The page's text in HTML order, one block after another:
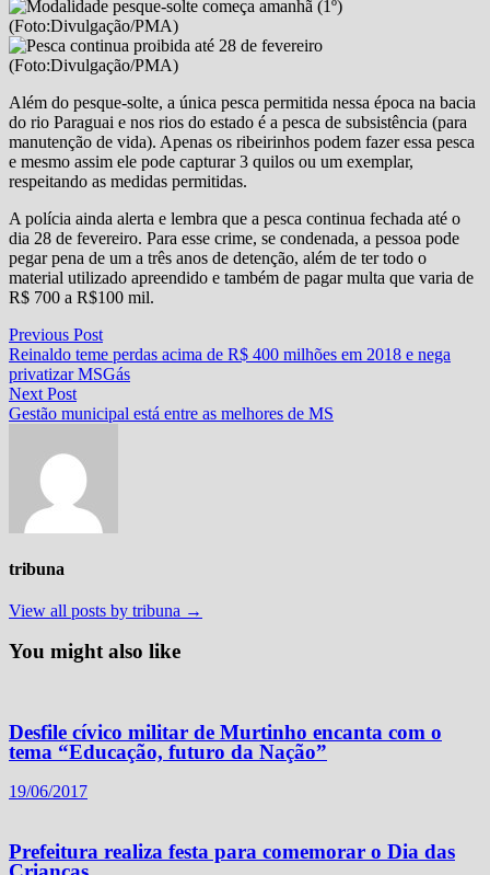
Além do pesque-solte, a única pesca permitida nessa época na bacia
do rio Paraguai e nos rios do estado é a pesca de subsistência (para
manutenção de vida). Apenas os ribeirinhos podem fazer essa pesca
e mesmo assim ele pode capturar 3 quilos ou um exemplar,
respeitando as medidas permitidas.
A polícia ainda alerta e lembra que a pesca continua fechada até o
dia 28 de fevereiro. Para esse crime, se condenada, a pessoa pode
pegar pena de um a três anos de detenção, além de ter todo o
material utilizado apreendido e também de pagar multa que varia de
R$ 700 a R$100 mil.
Navegação
de
Post
Previous PostPrevious
post:
Reinaldo teme perdas acima de R$ 400 milhões em 2018 e nega
privatizar MSGás
Next PostNext
post:
Gestão municipal está entre as melhores de MS
tribuna
View all posts by tribuna →
You might also like
Desfile cívico militar de Murtinho encanta com o
tema “Educação, futuro da Nação”
19/06/2017
Prefeitura realiza festa para comemorar o Dia das